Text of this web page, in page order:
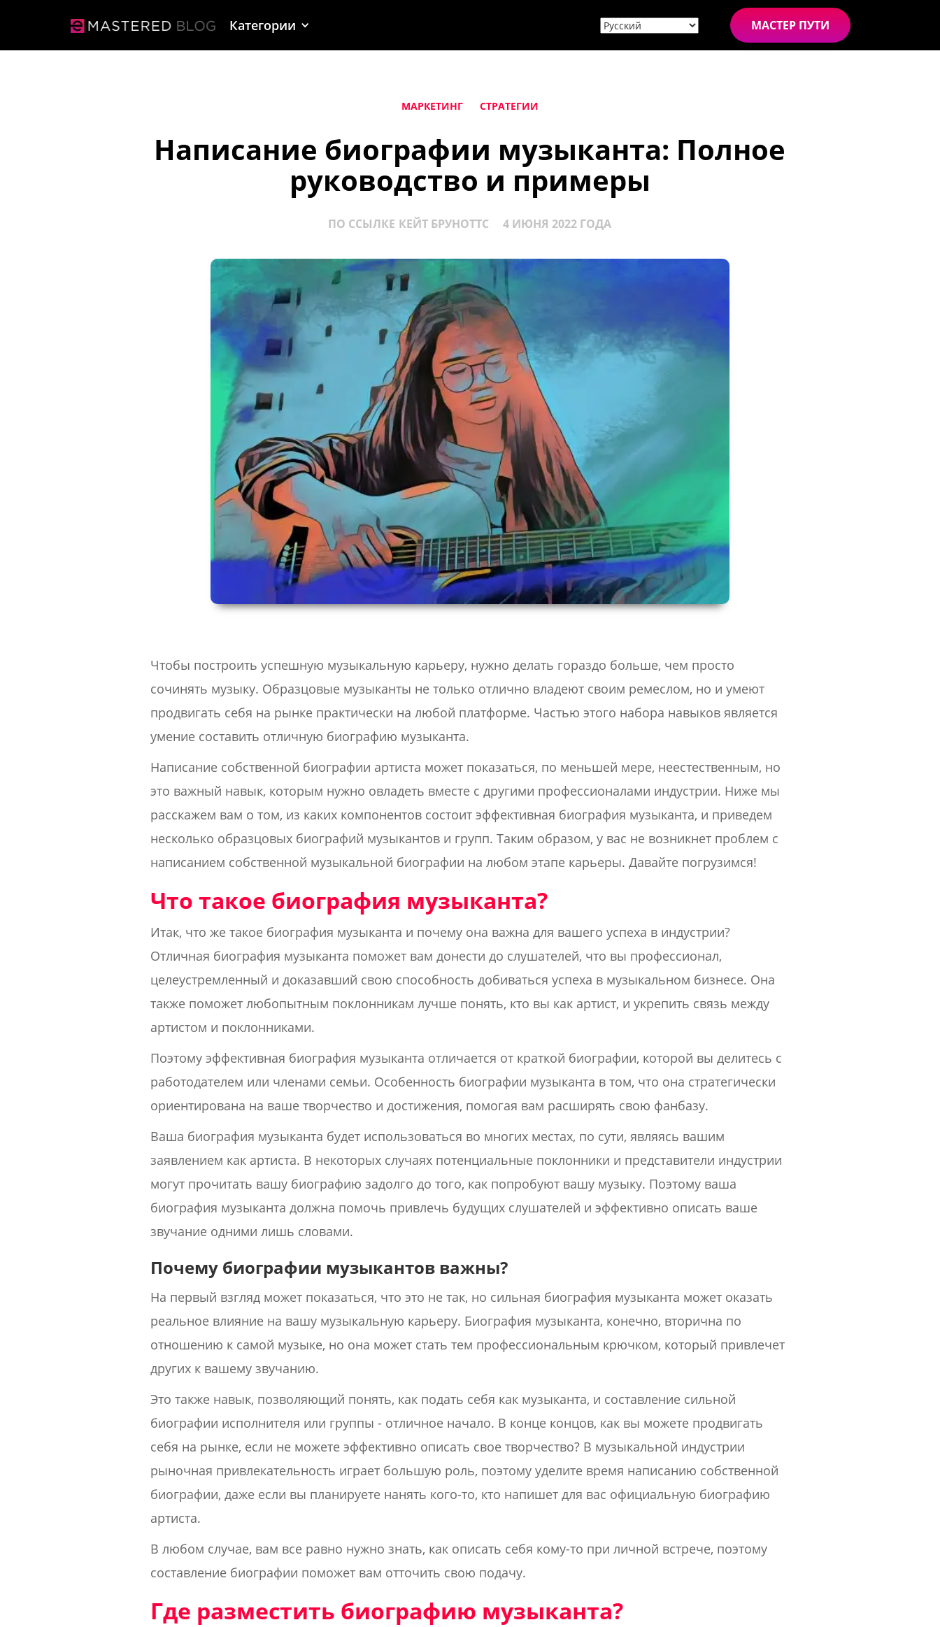
Категории МАСТЕР ПУТИ
МАРКЕТИНГ СТРАТЕГИИ
Написание биографии музыканта: Полное
руководство и примеры
ПО ССЫЛКЕ КЕЙТ БРУНОТТС 4 ИЮНЯ 2022 ГОДА
Чтобы построить успешную музыкальную карьеру, нужно делать гораздо больше, чем просто
сочинять музыку. Образцовые музыканты не только отлично владеют своим ремеслом, но и умеют
продвигать себя на рынке практически на любой платформе. Частью этого набора навыков является
умение составить отличную биографию музыканта.
Написание собственной биографии артиста может показаться, по меньшей мере, неестественным, но
это важный навык, которым нужно овладеть вместе с другими профессионалами индустрии. Ниже мы
расскажем вам о том, из каких компонентов состоит эффективная биография музыканта, и приведем
несколько образцовых биографий музыкантов и групп. Таким образом, у вас не возникнет проблем с
написанием собственной музыкальной биографии на любом этапе карьеры. Давайте погрузимся!
Что такое биография музыканта?
Итак, что же такое биография музыканта и почему она важна для вашего успеха в индустрии?
Отличная биография музыканта поможет вам донести до слушателей, что вы профессионал,
целеустремленный и доказавший свою способность добиваться успеха в музыкальном бизнесе. Она
также поможет любопытным поклонникам лучше понять, кто вы как артист, и укрепить связь между
артистом и поклонниками.
Поэтому эффективная биография музыканта отличается от краткой биографии, которой вы делитесь с
работодателем или членами семьи. Особенность биографии музыканта в том, что она стратегически
ориентирована на ваше творчество и достижения, помогая вам расширять свою фанбазу.
Ваша биография музыканта будет использоваться во многих местах, по сути, являясь вашим
заявлением как артиста. В некоторых случаях потенциальные поклонники и представители индустрии
могут прочитать вашу биографию задолго до того, как попробуют вашу музыку. Поэтому ваша
биография музыканта должна помочь привлечь будущих слушателей и эффективно описать ваше
звучание одними лишь словами.
Почему биографии музыкантов важны?
На первый взгляд может показаться, что это не так, но сильная биография музыканта может оказать
реальное влияние на вашу музыкальную карьеру. Биография музыканта, конечно, вторична по
отношению к самой музыке, но она может стать тем профессиональным крючком, который привлечет
других к вашему звучанию.
Это также навык, позволяющий понять, как подать себя как музыканта, и составление сильной
биографии исполнителя или группы - отличное начало. В конце концов, как вы можете продвигать
себя на рынке, если не можете эффективно описать свое творчество? В музыкальной индустрии
рыночная привлекательность играет большую роль, поэтому уделите время написанию собственной
биографии, даже если вы планируете нанять кого-то, кто напишет для вас официальную биографию
артиста.
В любом случае, вам все равно нужно знать, как описать себя кому-то при личной встрече, поэтому
составление биографии поможет вам отточить свою подачу.
Где разместить биографию музыканта?